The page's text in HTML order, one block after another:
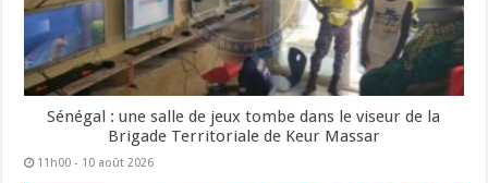
Sénégal : une salle de jeux tombe dans le viseur de la
Brigade Territoriale de Keur Massar
11h00 - 10 août 2026